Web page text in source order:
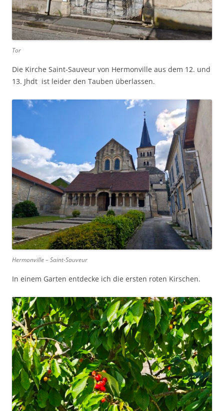
Tor
Die Kirche Saint-Sauveur von Hermonville aus dem 12. und
13. Jhdt ist leider den Tauben überlassen.
Hermonville – Saint-Sauveur
In einem Garten entdecke ich die ersten roten Kirschen.